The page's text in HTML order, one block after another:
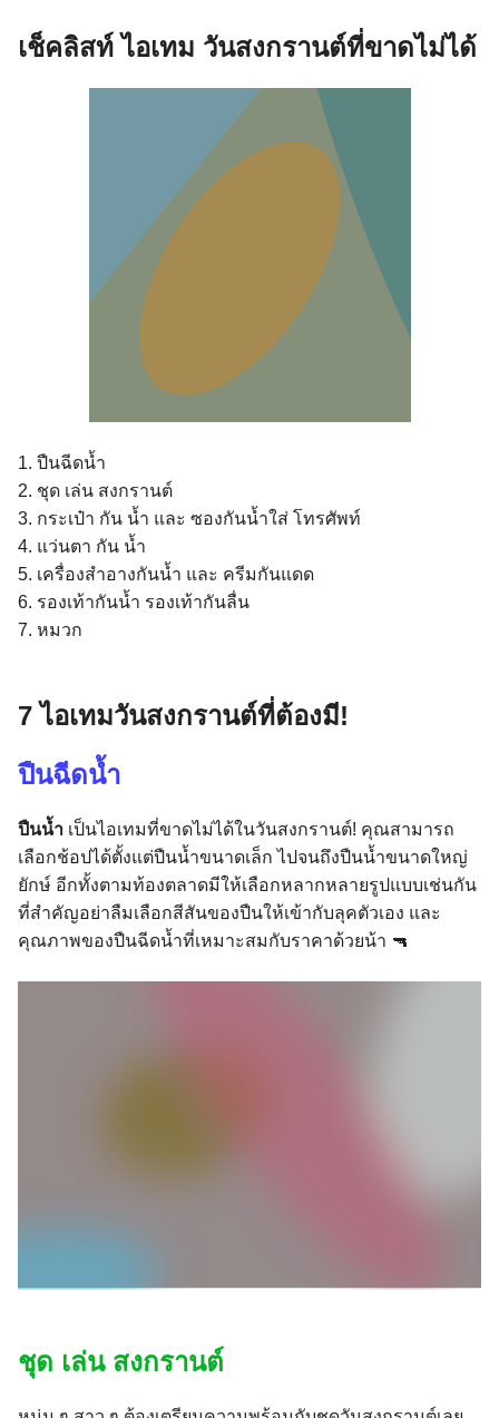
เช็คลิสท์ ไอเทม วันสงกรานต์ที่ขาดไม่ได้
1. ปืนฉีดน้ำ
2. ชุด เล่น สงกรานต์
3. กระเป๋า กัน น้ำ และ ซองกันน้ำใส่ โทรศัพท์
4. แว่นตา กัน น้ำ
5. เครื่องสำอางกันน้ำ และ ครีมกันแดด
6. รองเท้ากันน้ำ รองเท้ากันลื่น
7. หมวก
7 ไอเทมวันสงกรานต์ที่ต้องมี!
ปืนฉีดน้ำ
ปืนน้ำ เป็นไอเทมที่ขาดไม่ได้ในวันสงกรานต์! คุณสามารถ
เลือกช้อปได้ตั้งแต่ปืนน้ำขนาดเล็ก ไปจนถึงปืนน้ำขนาดใหญ่
ยักษ์ อีกทั้งตามท้องตลาดมีให้เลือกหลากหลายรูปแบบเช่นกัน
ที่สำคัญอย่าลืมเลือกสีสันของปืนให้เข้ากับลุคตัวเอง และ
คุณภาพของปืนฉีดน้ำที่เหมาะสมกับราคาด้วยน้า 🔫
ชุด เล่น สงกรานต์